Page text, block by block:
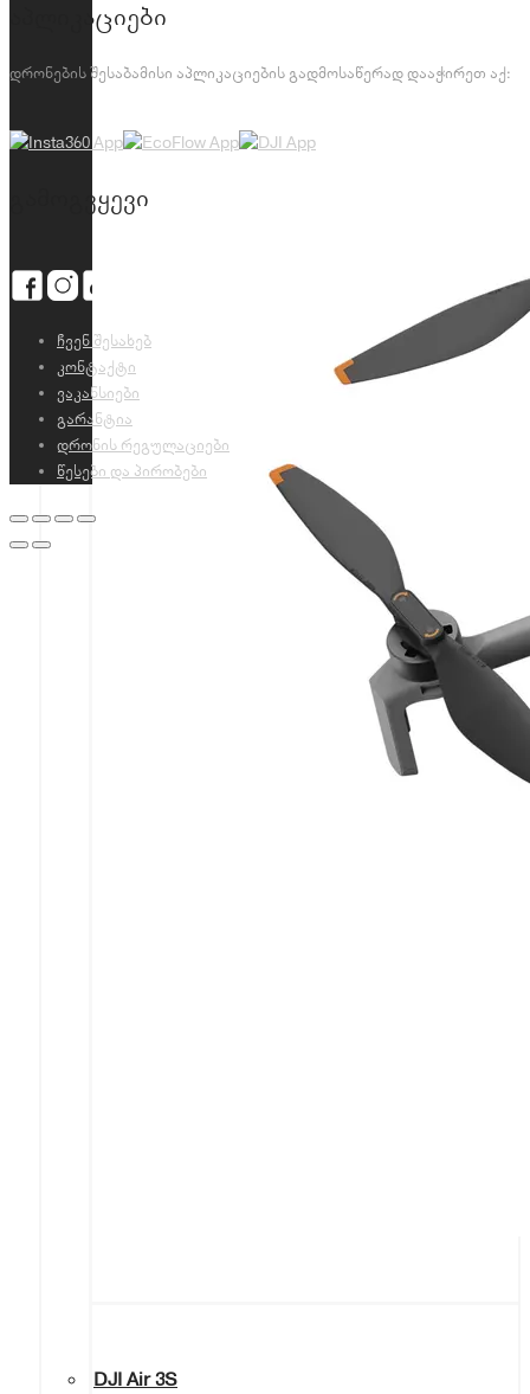
DJI Air 3S
აპლიკაციები
დრონების შესაბამისი აპლიკაციების გადმოსაწერად დააჭირეთ აქ:
გამოგვყევი
ჩვენ შესახებ
კონტაქტი
ვაკანსიები
გარანტია
დრონის რეგულაციები
წესები და პირობები